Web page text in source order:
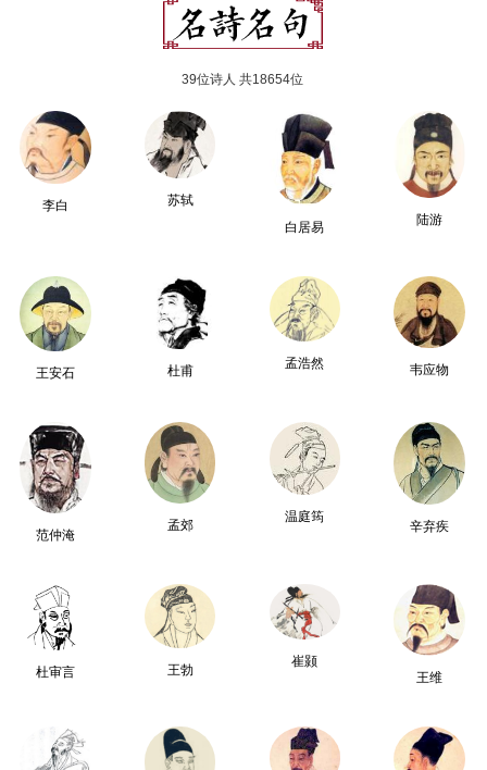
39位诗人 共18654位
李白
苏轼
白居易
陆游
王安石 杜甫
孟浩然 韦应物
范仲淹
孟郊
温庭筠
辛弃疾
杜审言 王勃
崔颢
王维